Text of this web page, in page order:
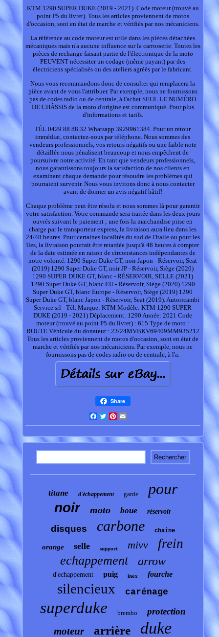
KTM 1290 SUPER DUKE (2019 - 2021). Code moteur (trouvé au
point P5 du livret). Tous les articles proviennent de motos
d'occasion, sont en état de marche et vérifiés par nos mécaniciens.
La référence au code moteur est utile dans les pièces détachées
mécaniques mais n'a aucune influence sur la carrosserie. Toutes les
pièces de rechange faisant partie de l'électronique de la moto
PEUVENT nécessiter un codage (même payant) par des
électriciens spécialisés ou des ateliers agréés par le fabricant.
Nous vous recommandons donc de consulter qui remplacera la
pièce avant de vous l'attribuer. Par exemple, nous ne fournissons
pas de codes radio ou de centrale, à l'achat SEUL LE NUMÉRO
DE CHÂSSIS de la moto d'origine est communiqué. Pour plus
d'informations et tarifs.
TÉL 0429 88 88 32 Whatsapp 3929961384. Pour un retour
immédiat, contactez-nous par téléphone. Nous sommes des
vendeurs professionnels, vos retours négatifs ou une faible note
détaillée nous pénalisent beaucoup et nous empêchent de
poursuivre notre activité. En tant que vendeurs professionnels,
nous garantissons toujours la satisfaction de nos clients en
examinant chaque demande pour résoudre les problèmes qui
pourraient survenir. Nous vous invitons donc à nous contacter
avant de donner un avis négatif hâtif!
Chaque problème peut être résolu et nous sommes là pour garantir
votre satisfaction. Votre commande sera traitée dans les deux jours
ouvrés suivant le paiement ; une fois la marchandise prise en
charge par le transporteur express, la livraison aura lieu dans les
24/48 heures. Pour certaines localités du sud de l'Italie ou pour les
îles, la livraison pourrait être retardée jusqu'à 48 heures à compter
de la date estimée en raison de circonstances indépendantes de
notre volonté. 1290 Super Duke GT, noir Japon - Réservoir, Seat
(2019) 1290 Super Duke GT, noir JP - Réservoir, Siège (2020)
1290 SUPER DUKE GT, blanc - RÉSERVOIR, SELLE (2021)
1290 Super Duke GT, blanc EU - Réservoir, Siège (2020) 1290
Super Duke GT, blanc Europe - Réservoir, Siège (2019) 1290
Super Duke GT, blanc Japon - Réservoir, Seat (2019). Autoricambi
Service srl - Tél. Marque: KTM Modèle: KTM 1290 SUPER
DUKE (2019 - 2021) Déplacement: 1290 Année: 2021 Code
moteur (trouvé au point P5 du livret) : 615 Type de moto :
ROUTE Véhicule du donateur : 23/24MVBKV69409MM935212
Tous les articles proviennent de motos d'occasion, sont en état de
marche et vérifiés par nos mécaniciens. Par exemple, nous ne
fournissons pas de codes radio ou de centrale, à l'a.
Share
Facebook
TwitterPinterest
titane d'échappement garde pour
noir moto boue réservoir
disques carbone chaîne
orange selle support mivv frein
echappement arrow
d'echappement puig inox fourche
silencieux carénage
superduke brembo protection
moteur arrière duke